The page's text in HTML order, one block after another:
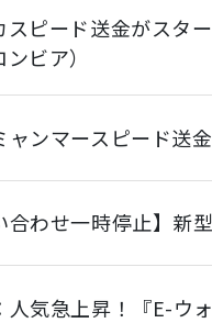
スピード送金がスタ
ビア）
ャンマースピード送
合わせ一時停止】新
人気急上昇！『E-ウ